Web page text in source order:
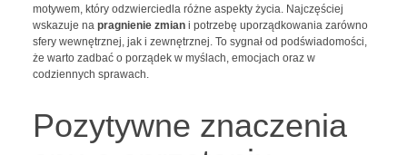
motywem, który odzwierciedla różne aspekty życia. Najczęściej
wskazuje na pragnienie zmiani potrzebę uporządkowania zarówno
sfery wewnętrznej, jak i zewnętrznej. To sygnał od podświadomości,
że warto zadbać o porządek w myślach, emocjach oraz w
codziennych sprawach.
Pozytywne znaczenia